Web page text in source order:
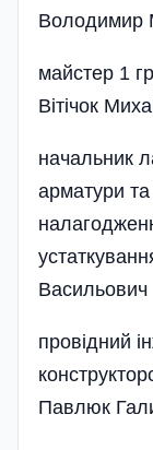
Володимир
майстер 1
Вітічок
начальник
арматури
Васильович
провідний
Павлюк